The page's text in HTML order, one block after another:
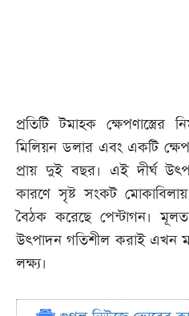
প্রতিটি টমাহক ক্ষেপণাস্ত্রের
মিলিয়ন ডলার এবং একটি
প্রায় দুই বছর। এই দীর্ঘ
কারণে সৃষ্ট সংকট
বৈঠক করেছে পেন্টাগন।
উৎপাদন গতিশীল করাই এখন
লক্ষ্য।